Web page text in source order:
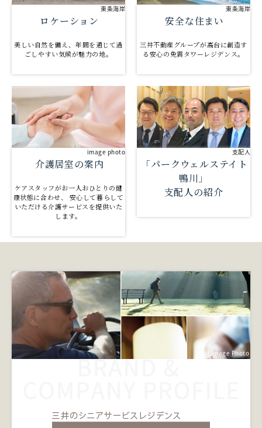
東条海岸
ロケーション
美しい自然を備え、年間を通じて過
ごしやすい気候が魅力の地。
東条海岸
安全な住まい
三井不動産グループが高台に創造す
る安心の免震タワーレジデンス。
image photo
介護居室の案内
ケアスタッフがお一人おひとりの健
康状態に合わせ、 安心して暮らして
いただける介護サービスを提供いた
します。
支配人
「パークウェルステイト
鴨川」
支配人の紹介
All Image Photo